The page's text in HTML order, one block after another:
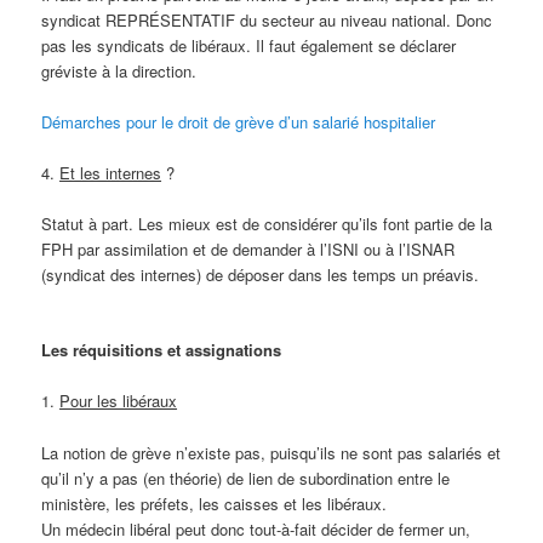
syndicat REPRÉSENTATIF du secteur au niveau national. Donc
pas les syndicats de libéraux. Il faut également se déclarer
gréviste à la direction.
Démarches pour le droit de grève d’un salarié hospitalier
4. Et les internes ?
Statut à part. Les mieux est de considérer qu’ils font partie de la
FPH par assimilation et de demander à l’ISNI ou à l’ISNAR
(syndicat des internes) de déposer dans les temps un préavis.
Les réquisitions et assignations
1. Pour les libéraux
La notion de grève n’existe pas, puisqu’ils ne sont pas salariés et
qu’il n’y a pas (en théorie) de lien de subordination entre le
ministère, les préfets, les caisses et les libéraux.
Un médecin libéral peut donc tout-à-fait décider de fermer un,